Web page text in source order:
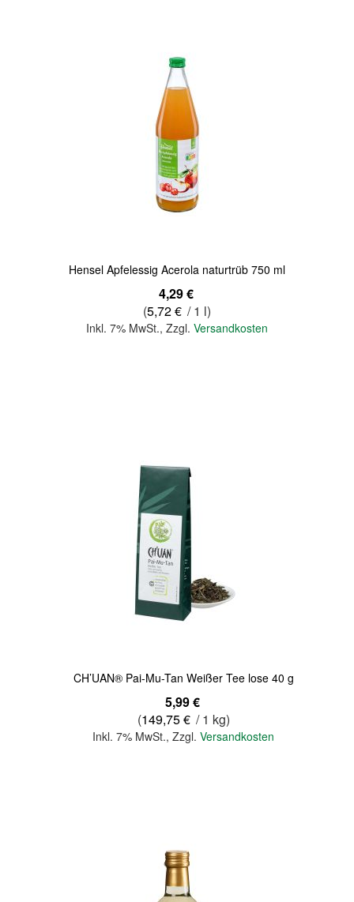
Hensel Apfelessig Acerola naturtrüb 750 ml
4,29 €
(5,72 € / 1 l)
Inkl. 7% MwSt., Zzgl. Versandkosten
CH’UAN® Pai-Mu-Tan Weißer Tee lose 40 g
5,99 €
(149,75 € / 1 kg)
Inkl. 7% MwSt.,Zzgl.Versandkosten